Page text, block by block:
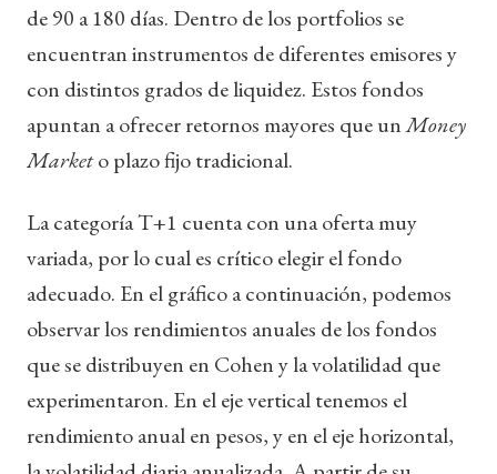
de 90 a 180 días. Dentro de los portfolios se
encuentran instrumentos de diferentes emisores y
con distintos grados de liquidez. Estos fondos
apuntan a ofrecer retornos mayores que unMoney
Marketo plazo fijo tradicional.
La categoría T+1 cuenta con una oferta muy
variada, por lo cual es crítico elegir el fondo
adecuado. En el gráfico a continuación, podemos
observar los rendimientos anuales de los fondos
que se distribuyen en Cohen y la volatilidad que
experimentaron. En el eje vertical tenemos el
rendimiento anual en pesos, y en el eje horizontal,